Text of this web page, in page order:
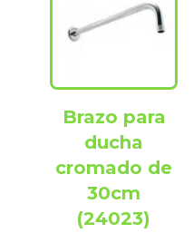
Brazo para
ducha
cromado de
30cm
(24023)